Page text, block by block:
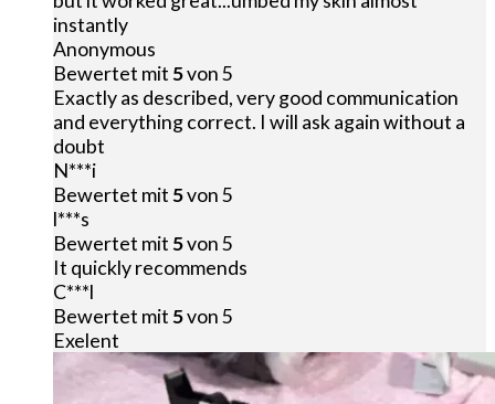
instantly
Anonymous
Bewertet mit5von 5
Exactly as described, very good communication
and everything correct. I will ask again without a
doubt
N***i
Bewertet mit5von 5
l***s
Bewertet mit5von 5
It quickly recommends
C***l
Bewertet mit5von 5
Exelent